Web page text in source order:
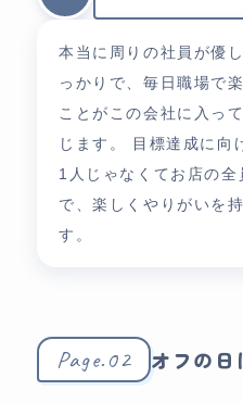
本当に周りの社員が優
っかりで、毎日職場で
ことがこの会社に入っ
じます。 目標達成に向
1人じゃなくてお店の全
で、楽しくやりがいを
す。
Page.02 オフの